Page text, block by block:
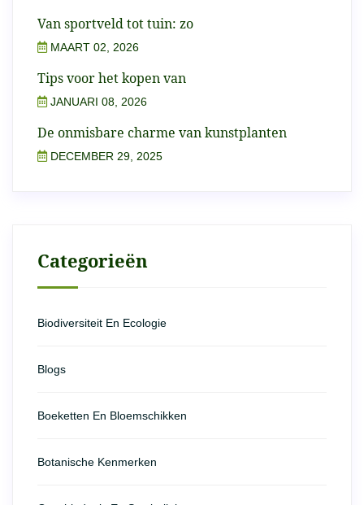
Van sportveld tot tuin: zo
MAART 02, 2026
Tips voor het kopen van
JANUARI 08, 2026
De onmisbare charme van kunstplanten
DECEMBER 29, 2025
Categorieën
Biodiversiteit En Ecologie
Blogs
Boeketten En Bloemschikken
Botanische Kenmerken